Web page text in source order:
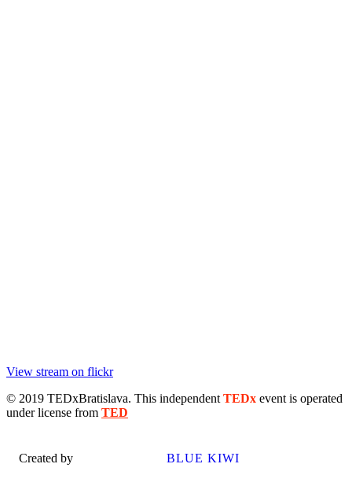
View stream on flickr
© 2019 TEDxBratislava. This independent TEDx event is operated
under license from TED
Created by BLUE KIWI